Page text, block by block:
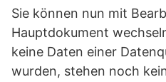
Sie können nun mit
Hauptdokument
keine Daten einer
wurden, stehen noch